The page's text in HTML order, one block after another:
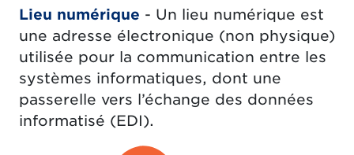
Lieu numérique - Un lieu numérique est
une adresse électronique (non physique)
utilisée pour la communication entre les
systèmes informatiques, dont une
passerelle vers l’échange des données
informatisé (EDI).